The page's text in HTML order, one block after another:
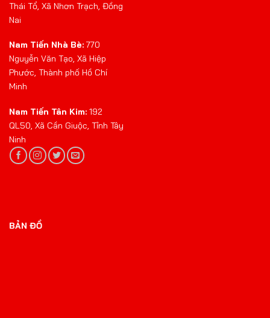
Thái Tổ, Xã Nhơn Trạch, Đồng
Nai
Nam Tiến Nhà Bè: 770
Nguyễn Văn Tạo, Xã Hiệp
Phước, Thành phố Hồ Chí
Minh
Nam Tiến Tân Kim: 192
QL50, Xã Cần Giuộc, Tỉnh Tây
Ninh
BẢN ĐỒ